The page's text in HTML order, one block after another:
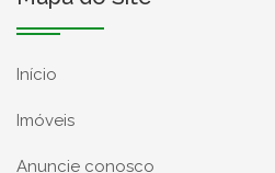
Início
Imóveis
Anuncie conosco